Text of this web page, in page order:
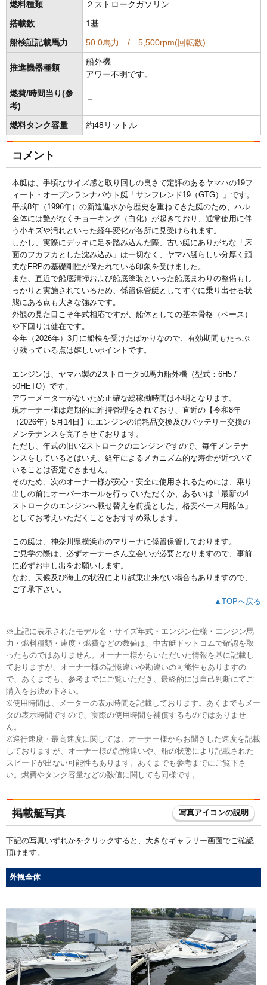
燃料種類 ２ストロークガソリン
搭載数 1基
船検証記載馬力 50.0馬力 / 5,500rpm(回転数)
推進機器種類
船外機
アワー不明です。
燃費/時間当り(参
考)
－
燃料タンク容量 約48リットル
コメント
本艇は、手頃なサイズ感と取り回しの良さで定評のあるヤマハの19フ
ィート・オープンランナバウト艇「サンフレンド19（GTG）」です。
平成8年（1996年）の新造進水から歴史を重ねてきた艇のため、ハル
全体には艶がなくチョーキング（白化）が起きており、通常使用に伴
う小キズや汚れといった経年変化が各所に見受けられます。
しかし、実際にデッキに足を踏み込んだ際、古い艇にありがちな「床
面のフカフカとした沈み込み」は一切なく、ヤマハ艇らしい分厚く頑
丈なFRPの基礎剛性が保たれている印象を受けました。
また、直近で船底清掃および船底塗装といった船底まわりの整備もし
っかりと実施されているため、係留保管艇としてすぐに乗り出せる状
態にある点も大きな強みです。
外観の見た目こそ年式相応ですが、船体としての基本骨格（ベース）
や下回りは健在です。
今年（2026年）3月に船検を受けたばかりなので、有効期間もたっぷ
り残っている点は嬉しいポイントです。
エンジンは、ヤマハ製の2ストローク50馬力船外機（型式：6H5 /
50HETO）です。
アワーメーターがないため正確な総稼働時間は不明となります。
現オーナー様は定期的に維持管理をされており、直近の【令和8年
（2026年）5月14日】にエンジンの消耗品交換及びバッテリー交換の
メンテナンスを完了させております。
ただし、年式の旧い2ストロークのエンジンですので、毎年メンテナ
ンスをしているとはいえ、経年によるメカニズム的な寿命が近づいて
いることは否定できません。
そのため、次のオーナー様が安心・安全に使用されるためには、乗り
出しの前にオーバーホールを行っていただくか、あるいは「最新の4
ストロークのエンジンへ載せ替えを前提とした、格安ベース用船体」
としてお考えいただくことをおすすめ致します。
この艇は、神奈川県横浜市のマリーナに係留保管しております。
ご見学の際は、必ずオーナーさん立会いが必要となりますので、事前
に必ずお申し出をお願いします。
なお、天候及び海上の状況により試乗出来ない場合もありますので、
ご了承下さい。
▲TOPへ戻る
※上記に表示されたモデル名・サイズ年式・エンジン仕様・エンジン馬
力・燃料種類・速度・燃費などの数値は、中古艇ドットコムで確認を取
ったものではありません。オーナー様からいただいた情報を基に記載し
ておりますが、オーナー様の記憶違いや勘違いの可能性もありますの
で、あくまでも、参考までにご覧いただき、最終的には自己判断にてご
購入をお決め下さい。
※使用時間は、メーターの表示時間を記載しております。あくまでもメー
タの表示時間ですので、実際の使用時間を補償するものではありませ
ん。
※巡行速度・最高速度に関しては、オーナー様からお聞きした速度を記載
しておりますが、オーナー様の記憶違いや、船の状態により記載された
スピードが出ない可能性もあります。あくまでも参考までにご覧下さ
い。燃費やタンク容量などの数値に関しても同様です。
掲載艇写真 写真アイコンの説明
下記の写真いずれかをクリックすると、大きなギャラリー画面でご確認
頂けます。
外観全体